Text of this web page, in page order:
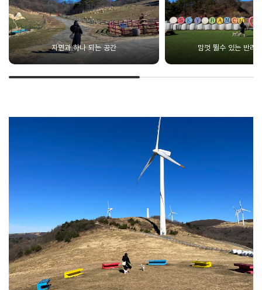
자연과 하나 되는 공간 맘껏 뛸수 있는 반려